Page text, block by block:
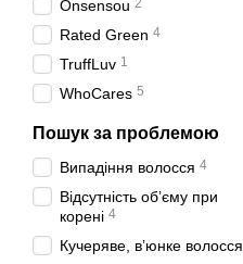
Onsensou 2
Rated Green 4
TruffLuv 1
WhoCares 5
Пошук за проблемою
Випадіння волосся 4
Відсутність обʼєму при
корені 4
Кучеряве, вʼюнке волосся